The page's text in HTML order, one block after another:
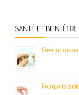
SANTÉ ET BIEN-ÊTRE
Créer un
Pourquoi la